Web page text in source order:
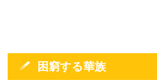
困窮する華族